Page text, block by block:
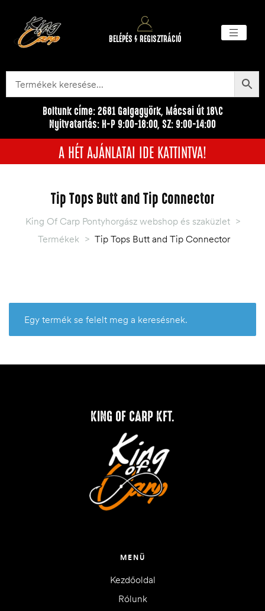
BELÉPÉS / REGISZTRÁCIÓ
Boltunk címe: 2681 Galgagyörk, Mácsai út 18\C
Nyitvatartás: H-P 9:00-18:00, SZ: 9:00-14:00
A HÉT AJÁNLATAI IDE KATTINTVA!
Tip Tops Butt and Tip Connector
King Of Carp Pontyhorgász webshop és szaküzlet >
Termékek > Tip Tops Butt and Tip Connector
Egy termék se felelt meg a keresésnek.
KING OF CARP KFT.
MENÜ
Kezdőoldal
Rólunk